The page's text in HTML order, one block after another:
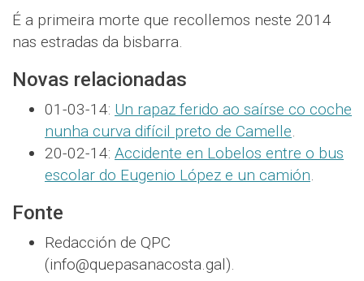
É a primeira morte que recollemos neste 2014
nas estradas da bisbarra.
Novas relacionadas
01-03-14: Un rapaz ferido ao saírse co coche
nunha curva difícil preto de Camelle.
20-02-14: Accidente en Lobelos entre o bus
escolar do Eugenio López e un camión.
Fonte
Redacción de QPC
(info@quepasanacosta.gal).